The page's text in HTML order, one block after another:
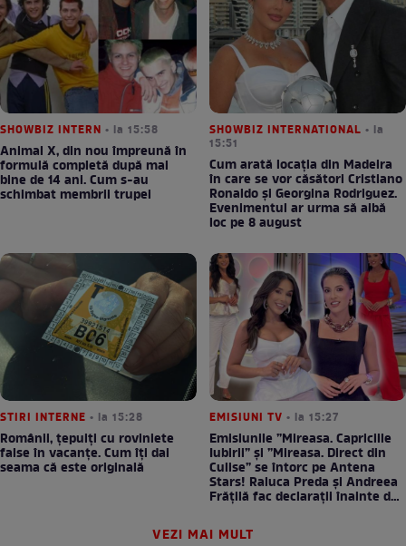
SHOWBIZ INTERN • la 15:58
Animal X, din nou împreună în
formulă completă după mai
bine de 14 ani. Cum s-au
schimbat membrii trupei
SHOWBIZ INTERNATIONAL • la
15:51
Cum arată locația din Madeira
în care se vor căsători Cristiano
Ronaldo și Georgina Rodriguez.
Evenimentul ar urma să aibă
loc pe 8 august
STIRI INTERNE • la 15:28
Românii, țepuiți cu roviniete
false în vacanțe. Cum îți dai
seama că este originală
EMISIUNI TV • la 15:27
Emisiunile ”Mireasa. Capriciile
Iubirii” și ”Mireasa. Direct din
Culise” se întorc pe Antena
Stars! Raluca Preda și Andreea
Frățilă fac declarații înainte de
VEZI MAI MULT